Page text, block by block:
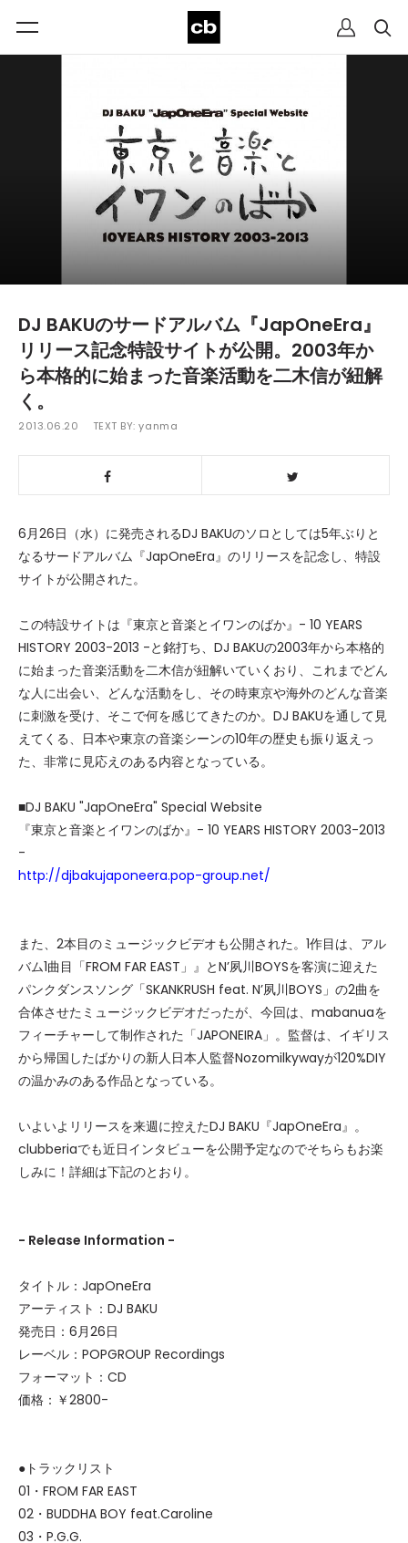
DJ BAKUのサードアルバム『JapOneEra』
リリース記念特設サイトが公開。2003年か
ら本格的に始まった音楽活動を二木信が紐解
く。
2013.06.20 TEXT BY:yanma
6月26日（水）に発売されるDJ BAKUのソロとしては5年ぶりと
なるサードアルバム『JapOneEra』のリリースを記念し、特設
サイトが公開された。
この特設サイトは『東京と音楽とイワンのばか』- 10 YEARS
HISTORY 2003-2013 -と銘打ち、DJ BAKUの2003年から本格的
に始まった音楽活動を二木信が紐解いていくおり、これまでどん
な人に出会い、どんな活動をし、その時東京や海外のどんな音楽
に刺激を受け、そこで何を感じてきたのか。DJ BAKUを通して見
えてくる、日本や東京の音楽シーンの10年の歴史も振り返えっ
た、非常に見応えのある内容となっている。
■DJ BAKU "JapOneEra" Special Website
『東京と音楽とイワンのばか』- 10 YEARS HISTORY 2003-2013
-
http://djbakujaponeera.pop-group.net/
また、2本目のミュージックビデオも公開された。1作目は、アル
バム1曲目「FROM FAR EAST」』とN’夙川BOYSを客演に迎えた
パンクダンスソング「SKANKRUSH feat. N’夙川BOYS」の2曲を
合体させたミュージックビデオだったが、今回は、mabanuaを
フィーチャーして制作された「JAPONEIRA」。監督は、イギリス
から帰国したばかりの新人日本人監督Nozomilkywayが120%DIY
の温かみのある作品となっている。
いよいよリリースを来週に控えたDJ BAKU『JapOneEra』。
clubberiaでも近日インタビューを公開予定なのでそちらもお楽
しみに！詳細は下記のとおり。
- Release Information -
タイトル：JapOneEra
アーティスト：DJ BAKU
発売日：6月26日
レーベル：POPGROUP Recordings
フォーマット：CD
価格：￥2800-
●トラックリスト
01・FROM FAR EAST
02・BUDDHA BOY feat.Caroline
03・P.G.G.